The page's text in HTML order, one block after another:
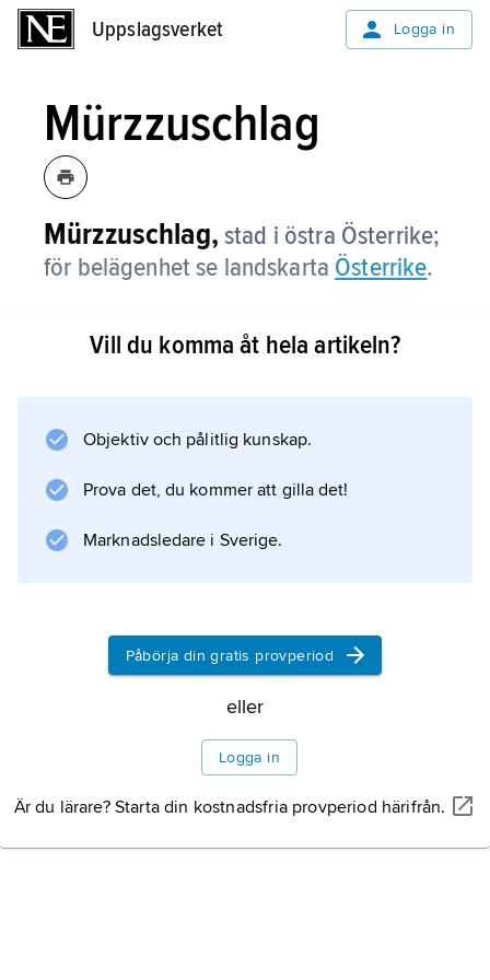
Uppslagsverket Logga in
Mürzzuschlag
Mürzzuschlag, stad i östra Österrike;
för belägenhet se landskarta Österrike.
Vill du komma åt hela artikeln?
Objektiv och pålitlig kunskap.
Prova det, du kommer att gilla det!
Marknadsledare i Sverige.
Påbörja din gratis provperiod
eller
Logga in
Är du lärare? Starta din kostnadsfria provperiod härifrån.